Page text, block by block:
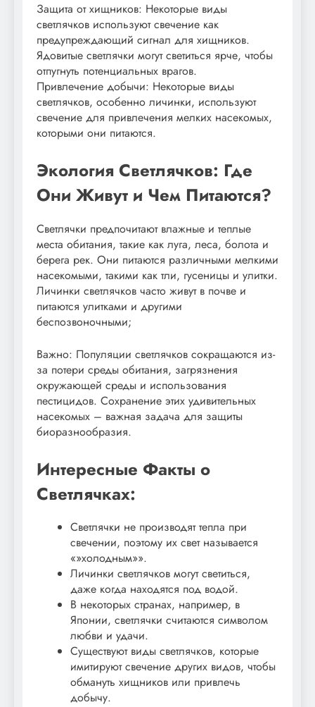
Защита от хищников: Некоторые виды
светлячков используют свечение как
предупреждающий сигнал для хищников.
Ядовитые светлячки могут светиться ярче, чтобы
отпугнуть потенциальных врагов.
Привлечение добычи: Некоторые виды
светлячков, особенно личинки, используют
свечение для привлечения мелких насекомых,
которыми они питаются.
Экология Светлячков: Где
Они Живут и Чем Питаются?
Светлячки предпочитают влажные и теплые
места обитания, такие как луга, леса, болота и
берега рек. Они питаются различными мелкими
насекомыми, такими как тли, гусеницы и улитки.
Личинки светлячков часто живут в почве и
питаются улитками и другими
беспозвоночными;
Важно: Популяции светлячков сокращаются из-
за потери среды обитания, загрязнения
окружающей среды и использования
пестицидов. Сохранение этих удивительных
насекомых – важная задача для защиты
биоразнообразия.
Интересные Факты о
Светлячках:
Светлячки не производят тепла при
свечении, поэтому их свет называется
«»холодным»».
Личинки светлячков могут светиться,
даже когда находятся под водой.
В некоторых странах, например, в
Японии, светлячки считаются символом
любви и удачи.
Существуют виды светлячков, которые
имитируют свечение других видов, чтобы
обмануть хищников или привлечь
добычу.